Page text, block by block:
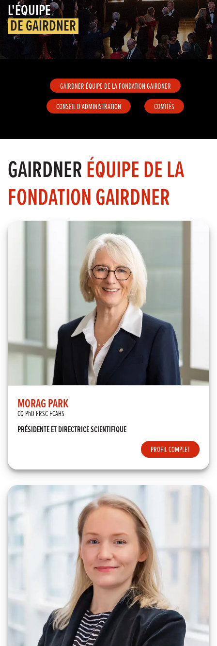
L'ÉQUIPE
DE GAIRDNER
GAIRDNER ÉQUIPE DE LA FONDATION GAIRDNER
CONSEIL D'ADMINISTRATION
COMITÉS
GAIRDNERÉQUIPE DE LA
FONDATION GAIRDNER
MORAG PARK
CQ PhD FRSC FCAHS
PRÉSIDENTE ET DIRECTRICE SCIENTIFIQUE
PROFIL COMPLET